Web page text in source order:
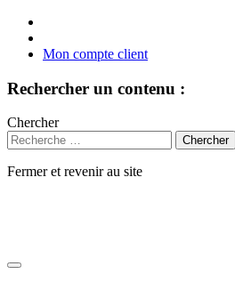
Mon compte client
Rechercher un contenu :
Chercher
Fermer et revenir au site